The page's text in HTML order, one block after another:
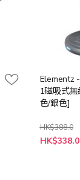
Elementz
1磁吸式
色/銀色]
HK$388.0
HK$338.0